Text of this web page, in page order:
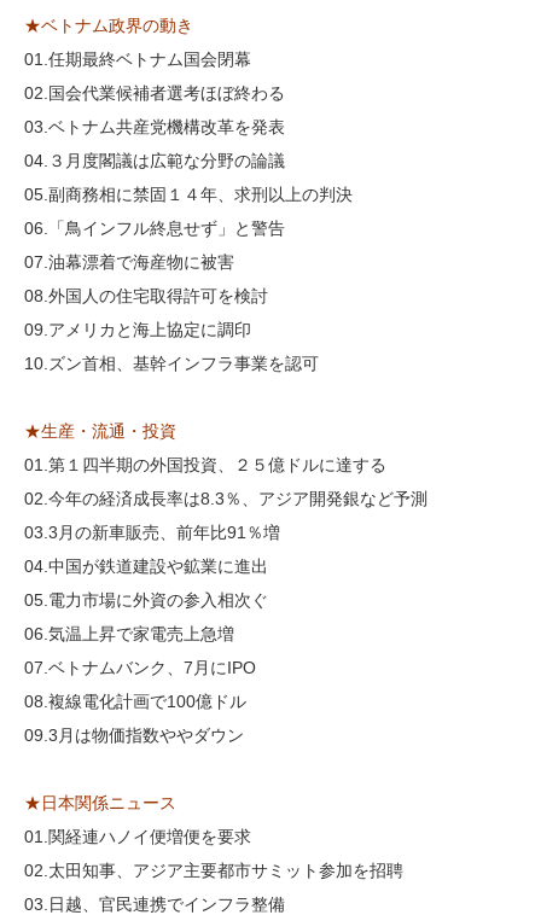
★ベトナム政界の動き
01.任期最終ベトナム国会閉幕
02.国会代業候補者選考ほぼ終わる
03.ベトナム共産党機構改革を発表
04.３月度閣議は広範な分野の論議
05.副商務相に禁固１４年、求刑以上の判決
06.「鳥インフル終息せず」と警告
07.油幕漂着で海産物に被害
08.外国人の住宅取得許可を検討
09.アメリカと海上協定に調印
10.ズン首相、基幹インフラ事業を認可
★生産・流通・投資
01.第１四半期の外国投資、２５億ドルに達する
02.今年の経済成長率は8.3％、アジア開発銀など予測
03.3月の新車販売、前年比91％増
04.中国が鉄道建設や鉱業に進出
05.電力市場に外資の参入相次ぐ
06.気温上昇で家電売上急増
07.ベトナムバンク、7月にIPO
08.複線電化計画で100億ドル
09.3月は物価指数ややダウン
★日本関係ニュース
01.関経連ハノイ便増便を要求
02.太田知事、アジア主要都市サミット参加を招聘
03.日越、官民連携でインフラ整備